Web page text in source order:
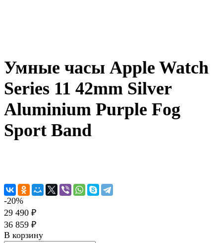
Умные часы Apple Watch
Series 11 42mm Silver
Aluminium Purple Fog
Sport Band
-20%
29 490 ₽
36 859 ₽
В корзину